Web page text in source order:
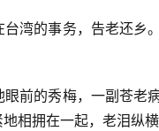
湾的事务，告老还乡
前的秀梅，一副苍老
相拥在一起，老泪纵横